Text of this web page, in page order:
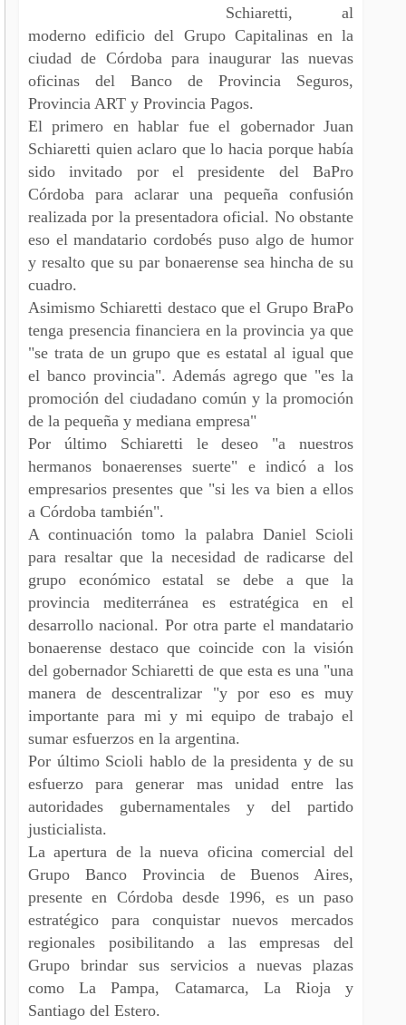
Schiaretti, al
moderno edificio del Grupo Capitalinas en la
ciudad de Córdoba para inaugurar las nuevas
oficinas del Banco de Provincia Seguros,
Provincia ART y Provincia Pagos.
El primero en hablar fue el gobernador Juan
Schiaretti quien aclaro que lo hacia porque había
sido invitado por el presidente del BaPro
Córdoba para aclarar una pequeña confusión
realizada por la presentadora oficial. No obstante
eso el mandatario cordobés puso algo de humor
y resalto que su par bonaerense sea hincha de su
cuadro.
Asimismo Schiaretti destaco que el Grupo BraPo
tenga presencia financiera en la provincia ya que
"se trata de un grupo que es estatal al igual que
el banco provincia". Además agrego que "es la
promoción del ciudadano común y la promoción
de la pequeña y mediana empresa"
Por último Schiaretti le deseo "a nuestros
hermanos bonaerenses suerte" e indicó a los
empresarios presentes que "si les va bien a ellos
a Córdoba también".
A continuación tomo la palabra Daniel Scioli
para resaltar que la necesidad de radicarse del
grupo económico estatal se debe a que la
provincia mediterránea es estratégica en el
desarrollo nacional. Por otra parte el mandatario
bonaerense destaco que coincide con la visión
del gobernador Schiaretti de que esta es una "una
manera de descentralizar "y por eso es muy
importante para mi y mi equipo de trabajo el
sumar esfuerzos en la argentina.
Por último Scioli hablo de la presidenta y de su
esfuerzo para generar mas unidad entre las
autoridades gubernamentales y del partido
justicialista.
La apertura de la nueva oficina comercial del
Grupo Banco Provincia de Buenos Aires,
presente en Córdoba desde 1996, es un paso
estratégico para conquistar nuevos mercados
regionales posibilitando a las empresas del
Grupo brindar sus servicios a nuevas plazas
como La Pampa, Catamarca, La Rioja y
Santiago del Estero.